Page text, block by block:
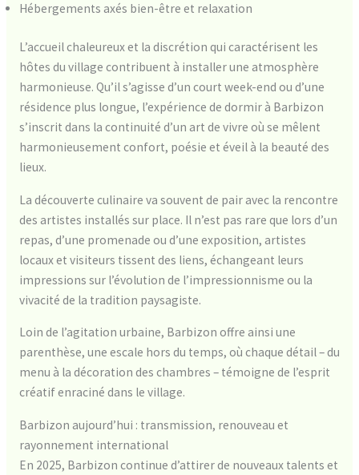
Hébergements axés bien-être et relaxation
L’accueil chaleureux et la discrétion qui caractérisent les
hôtes du village contribuent à installer une atmosphère
harmonieuse. Qu’il s’agisse d’un court week-end ou d’une
résidence plus longue, l’expérience de dormir à Barbizon
s’inscrit dans la continuité d’un art de vivre où se mêlent
harmonieusement confort, poésie et éveil à la beauté des
lieux.
La découverte culinaire va souvent de pair avec la rencontre
des artistes installés sur place. Il n’est pas rare que lors d’un
repas, d’une promenade ou d’une exposition, artistes
locaux et visiteurs tissent des liens, échangeant leurs
impressions sur l’évolution de l’impressionnisme ou la
vivacité de la tradition paysagiste.
Loin de l’agitation urbaine, Barbizon offre ainsi une
parenthèse, une escale hors du temps, où chaque détail – du
menu à la décoration des chambres – témoigne de l’esprit
créatif enraciné dans le village.
Barbizon aujourd’hui : transmission, renouveau et
rayonnement international
En 2025, Barbizon continue d’attirer de nouveaux talents et